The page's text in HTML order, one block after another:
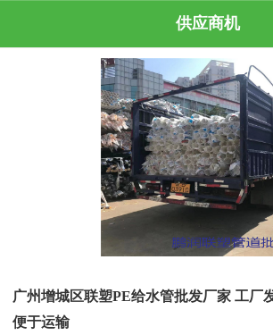
供应商机
广州增城区联塑PE给水管批发厂家 工厂
便于运输